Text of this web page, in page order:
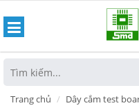
Trang chủ Dây cắm test